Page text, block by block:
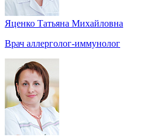
Яценко Татьяна Михайловна
Врач аллерголог-иммунолог